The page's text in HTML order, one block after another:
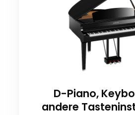
D-Piano,
andere